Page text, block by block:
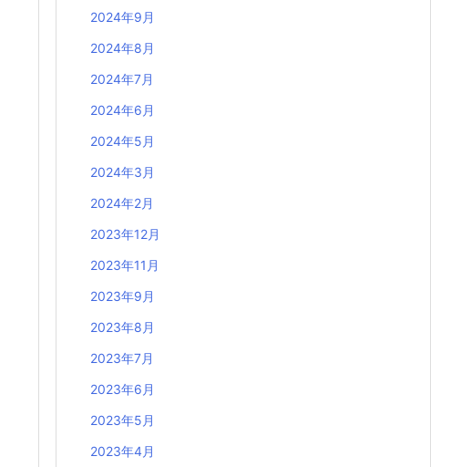
2024年9月
2024年8月
2024年7月
2024年6月
2024年5月
2024年3月
2024年2月
2023年12月
2023年11月
2023年9月
2023年8月
2023年7月
2023年6月
2023年5月
2023年4月